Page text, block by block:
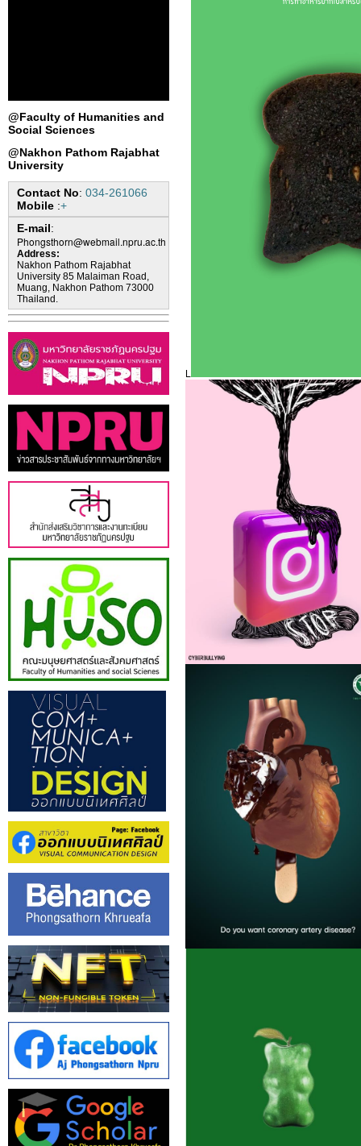
@Faculty of Humanities and
Social Sciences
@Nakhon Pathom Rajabhat
University
Contact No: 034-261066
Mobile :+
E-mail:
Phongsthorn@webmail.npru.ac.th
Address:
Nakhon Pathom Rajabhat
University 85 Malaiman Road,
Muang, Nakhon Pathom 73000
Thailand.
L